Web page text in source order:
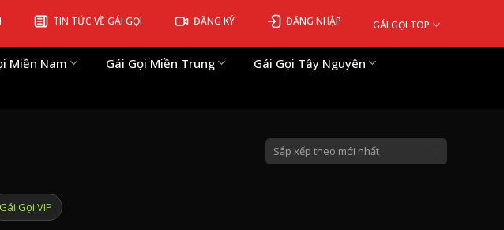
TIN TỨC VỀ GÁI GỌI ĐĂNG KÝ ĐĂNG NHẬP GÁI GỌI TOP
Miền Nam Gái Gọi Miền Trung
Gái Gọi Tây Nguyên
Gái Gọi VIP